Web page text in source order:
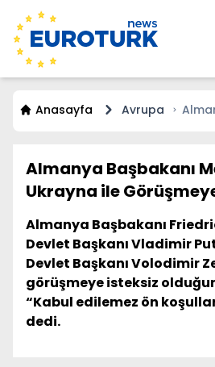
Anasayfa Avrupa
Almanya Başbakanı
Ukrayna ile
Almanya Başbakanı
Devlet Başkanı Vladimir
Devlet Başkanı Volodimir
görüşmeye isteksiz
“Kabul edilemez ön
dedi.